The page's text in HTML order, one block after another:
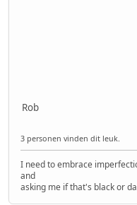
Rob
3 personen vinden dit leuk.
I need to embrace
and
asking me if that's black or